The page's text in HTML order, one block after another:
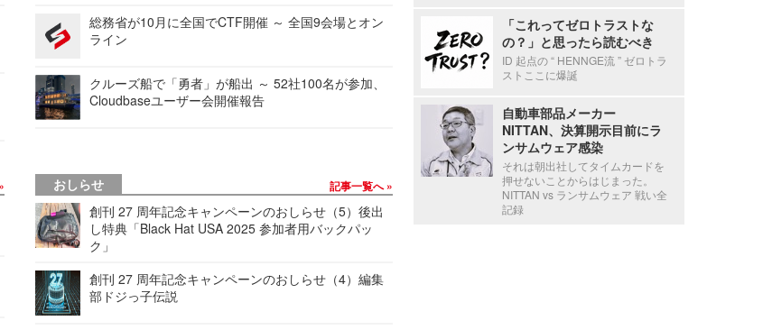
総務省が10月に全国でCTF開催 ～ 全国9会場とオン
ライン
クルーズ船で「勇者」が船出 ～ 52社100名が参加、
Cloudbaseユーザー会開催報告
おしらせ 記事一覧へ
創刊 27 周年記念キャンペーンのおしらせ（5）後出
し特典「Black Hat USA 2025 参加者用バックパッ
ク」
創刊 27 周年記念キャンペーンのおしらせ（4）編集
部ドジっ子伝説
「これってゼロトラストな
の？」と思ったら読むべき
ID 起点の “ HENNGE流 ” ゼロトラ
ストここに爆誕
自動車部品メーカー
NITTAN、決算開示目前にラ
ンサムウェア感染
それは朝出社してタイムカードを
押せないことからはじまった。
NITTAN vs ランサムウェア 戦い全
記録